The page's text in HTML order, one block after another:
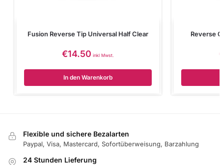
Fusion Reverse Tip Universal Half Clear
€14.50 inkl Mwst.
In den Warenkorb
Reverse
Flexible und sichere Bezalarten
Paypal, Visa, Mastercard, Sofortüberweisung, Barzahlung
24 Stunden Lieferung